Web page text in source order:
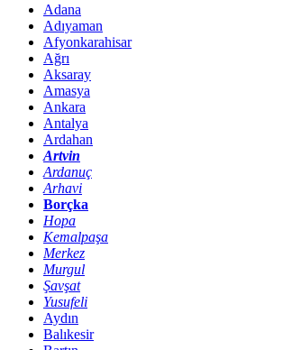
Adana
Adıyaman
Afyonkarahisar
Ağrı
Aksaray
Amasya
Ankara
Antalya
Ardahan
Artvin
Ardanuç
Arhavi
Borçka
Hopa
Kemalpaşa
Merkez
Murgul
Şavşat
Yusufeli
Aydın
Balıkesir